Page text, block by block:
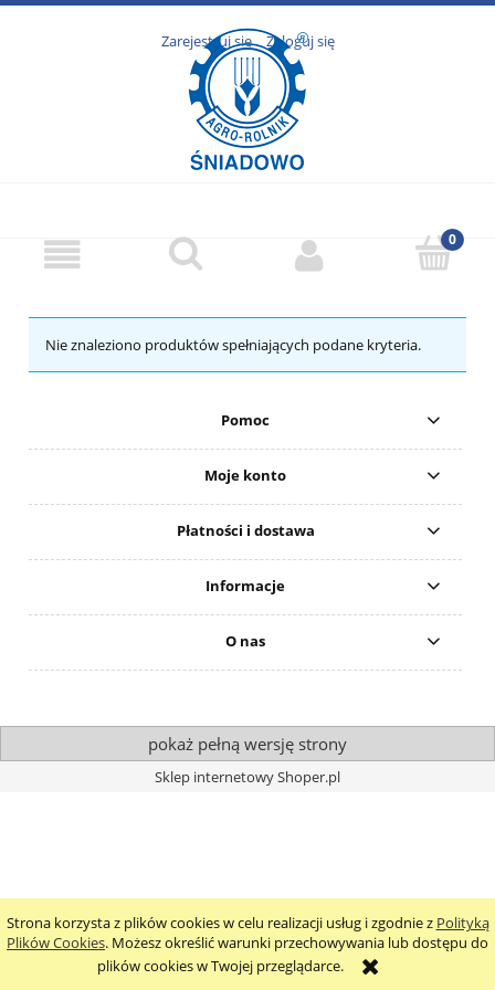
Strona korzysta z plików cookies w celu realizacji usług i zgodnie z Polityką
Plików Cookies. Możesz określić warunki przechowywania lub dostępu do
plików cookies w Twojej przeglądarce.
Zarejestruj się Zaloguj się
Nie znaleziono produktów spełniających podane kryteria.
Pomoc
Moje konto
Płatności i dostawa
Informacje
O nas
pokaż pełną wersję strony
Sklep internetowy Shoper.pl